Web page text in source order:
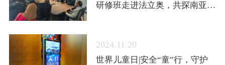
研修班走进法立奥，共探南亚市
2024.11.20
世界儿童日|安全“童”行，守护